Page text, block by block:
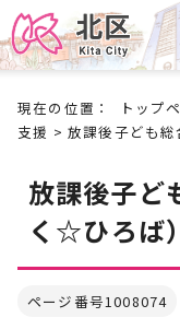
現在の位置： トップ
支援 > 放課後子ども
放課後子ど
く☆ひろば）
ページ番号1008074